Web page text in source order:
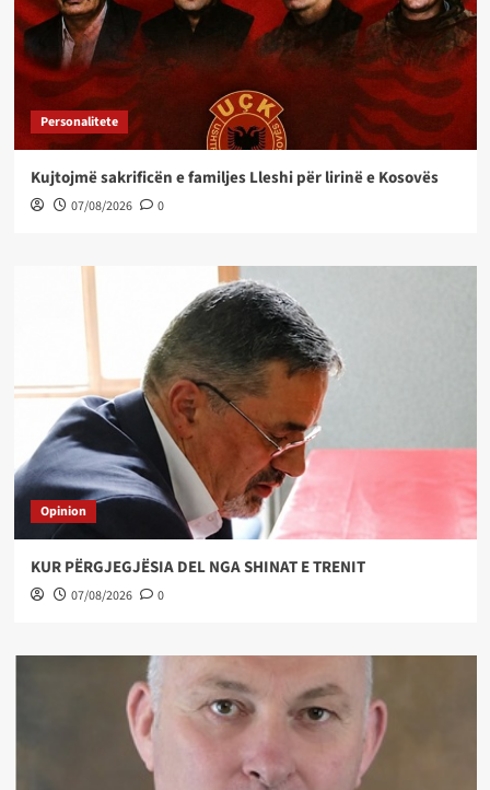
Personalitete
Kujtojmë sakrificën e familjes Lleshi për lirinë e Kosovës
07/08/2026 0
Opinion
KUR PËRGJEGJËSIA DEL NGA SHINAT E TRENIT
07/08/2026 0